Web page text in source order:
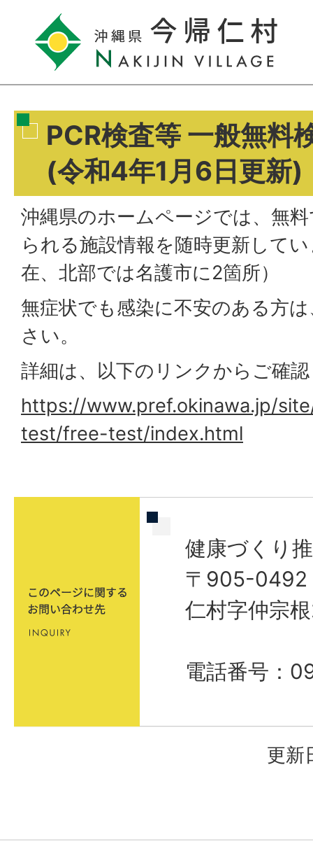
PCR検査等 一般無料
(令和4年1月6日更新)
沖縄県のホームページでは、無
られる施設情報を随時更新して
在、北部では名護市に2箇所）
無症状でも感染に不安のある方
さい。
詳細は、以下のリンクからご確
https://www.pref.okinawa.jp/
test/free-test/index.html
健康づくり
〒905-0492
仁村字仲宗
電話番号：
更新